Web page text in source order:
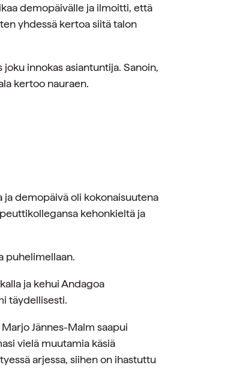
demopäivälle ja ilmoitti, että
yhdessä kertoa siitä talon
innokas asiantuntija. Sanoin,
kertoo nauraen.
demopäivä oli kokonaisuutena
kehonkieltä ja
puhelimellaan.
ja kehui Andagoa
täydellisesti.
Jännes-Malm saapui
vielä muutamia käsiä
arjessa, siihen on ihastuttu